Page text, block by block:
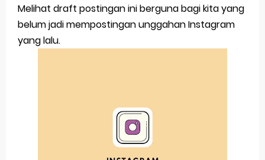
Windows Server 2016: Mengenal Lebih Dekat Fitur Terbarunya
Melihat draft postingan ini berguna bagi kita yang
belum jadi mempostingan unggahan Instagram
yang lalu.